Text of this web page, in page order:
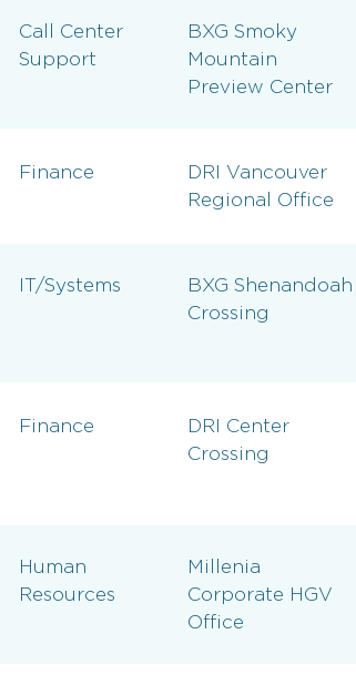
Call Center
Support
BXG Smoky
Mountain
Preview Center
Finance
DRI Vancouver
Regional Office
IT/Systems
BXG Shenandoah
Crossing
Finance
DRI Center
Crossing
Human
Resources
Millenia
Corporate HGV
Office